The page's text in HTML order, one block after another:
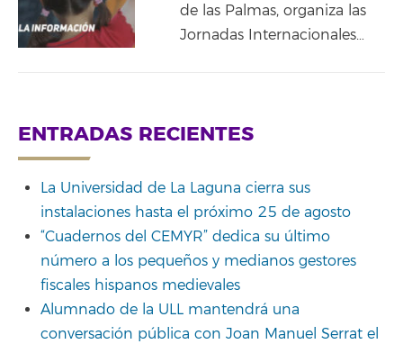
de las Palmas, organiza las
Jornadas Internacionales…
ENTRADAS RECIENTES
La Universidad de La Laguna cierra sus
instalaciones hasta el próximo 25 de agosto
“Cuadernos del CEMYR” dedica su último
número a los pequeños y medianos gestores
fiscales hispanos medievales
Alumnado de la ULL mantendrá una
conversación pública con Joan Manuel Serrat el